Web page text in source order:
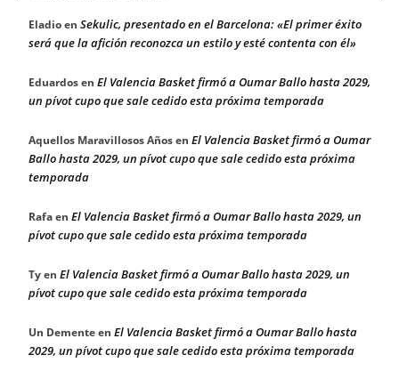
Eladioen Sekulic, presentado en el Barcelona: «El primer éxito
será que la afición reconozca un estilo y esté contenta con él»
Eduardosen El Valencia Basket firmó a Oumar Ballo hasta 2029,
un pívot cupo que sale cedido esta próxima temporada
Aquellos Maravillosos Añosen El Valencia Basket firmó a Oumar
Ballo hasta 2029, un pívot cupo que sale cedido esta próxima
temporada
Rafaen El Valencia Basket firmó a Oumar Ballo hasta 2029, un
pívot cupo que sale cedido esta próxima temporada
Tyen El Valencia Basket firmó a Oumar Ballo hasta 2029, un
pívot cupo que sale cedido esta próxima temporada
Un Dementeen El Valencia Basket firmó a Oumar Ballo hasta
2029, un pívot cupo que sale cedido esta próxima temporada